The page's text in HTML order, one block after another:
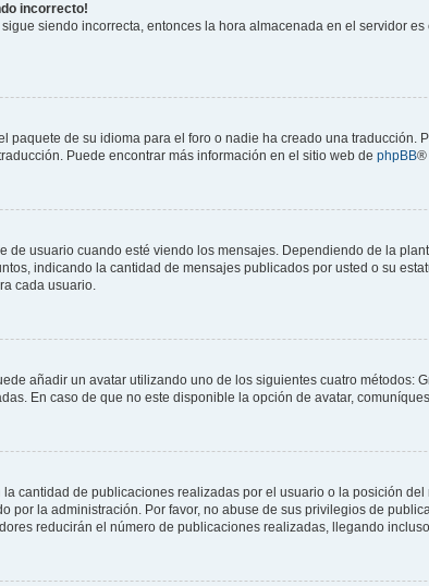
incorrecto!
siendo incorrecta, entonces la hora almacenada en el servidor
paquete de su idioma para el foro o nadie ha creado una
Puede encontrar más información en el sitio web de phpBB®
de usuario cuando esté viendo los mensajes. Dependiendo de la
indicando la cantidad de mensajes publicados por usted o su
cada usuario.
añadir un avatar utilizando uno de los siguientes cuatro métodos:
En caso de que no este disponible la opción de avatar,
cantidad de publicaciones realizadas por el usuario o la posición
por la administración. Por favor, no abuse de sus privilegios de
reducirán el número de publicaciones realizadas, llegando